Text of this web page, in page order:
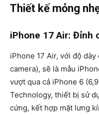
Thiết kế mỏng
iPhone 17 Air: Đỉnh
iPhone 17 Air, với độ dày
camera), sẽ là mẫu
vượt qua cả iPhone 6
Technology, thiết bị sử
cứng, kết hợp mặt lưng